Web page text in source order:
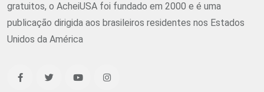
gratuitos, o AcheiUSA foi fundado em 2000 e é uma
publicação dirigida aos brasileiros residentes nos Estados
Unidos da América